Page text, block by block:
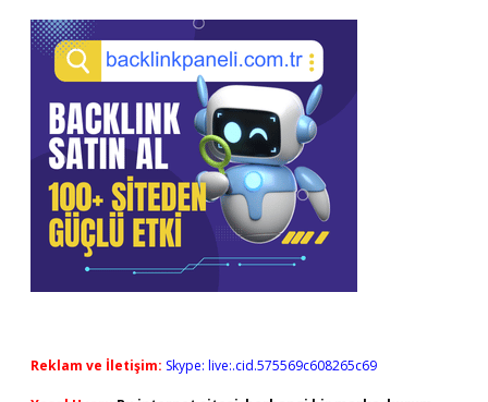
Reklam ve İletişim: Skype: live:.cid.575569c608265c69